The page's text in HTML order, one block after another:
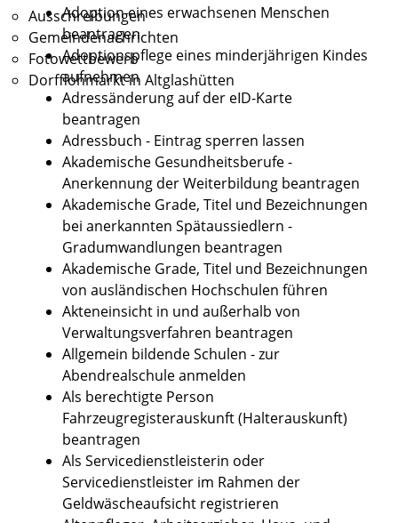
Ausschreibungen
Gemeindenachrichten
Fotowettbewerb
Dorfflohmarkt in Altglashütten
Adoption eines erwachsenen Menschen
beantragen
Adoptionspflege eines minderjährigen Kindes
aufnehmen
Adressänderung auf der eID-Karte
beantragen
Adressbuch - Eintrag sperren lassen
Akademische Gesundheitsberufe -
Anerkennung der Weiterbildung beantragen
Akademische Grade, Titel und Bezeichnungen
bei anerkannten Spätaussiedlern -
Gradumwandlungen beantragen
Akademische Grade, Titel und Bezeichnungen
von ausländischen Hochschulen führen
Akteneinsicht in und außerhalb von
Verwaltungsverfahren beantragen
Allgemein bildende Schulen - zur
Abendrealschule anmelden
Als berechtigte Person
Fahrzeugregisterauskunft (Halterauskunft)
beantragen
Als Servicedienstleisterin oder
Servicedienstleister im Rahmen der
Geldwäscheaufsicht registrieren